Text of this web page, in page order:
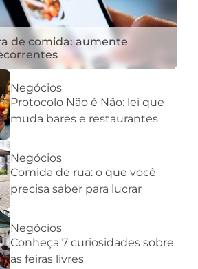
de comida: aumente
Negócios
Protocolo Não é Não: lei que
muda bares e restaurantes
Negócios
Comida de rua: o que você
precisa saber para lucrar
Negócios
Conheça 7 curiosidades sobre
as feiras livres